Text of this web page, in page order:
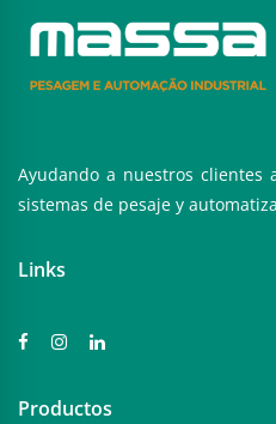
Ayudando a nuestros clientes
sistemas de pesaje y
Links
Productos